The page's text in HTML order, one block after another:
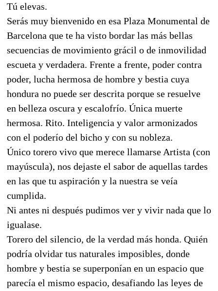
Tú elevas.
Serás muy bienvenido en esa Plaza Monumental de
Barcelona que te ha visto bordar las más bellas
secuencias de movimiento grácil o de inmovilidad
escueta y verdadera. Frente a frente, poder contra
poder, lucha hermosa de hombre y bestia cuya
hondura no puede ser descrita porque se resuelve
en belleza oscura y escalofrío. Única muerte
hermosa. Rito. Inteligencia y valor armonizados
con el poderío del bicho y con su nobleza.
Único torero vivo que merece llamarse Artista (con
mayúscula), nos dejaste el sabor de aquellas tardes
en las que tu aspiración y la nuestra se veía
cumplida.
Ni antes ni después pudimos ver y vivir nada que lo
igualase.
Torero del silencio, de la verdad más honda. Quién
podría olvidar tus naturales imposibles, donde
hombre y bestia se superponían en un espacio que
parecía el mismo espacio, desafiando las leyes de